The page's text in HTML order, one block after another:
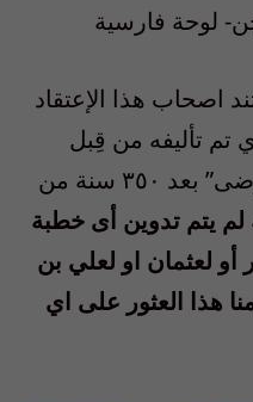
لوحة فارسية
اصحاب هذا الإعتقاد
تم تأليفه من قِبل
العالم اللغوي “الشريف الرضى” بعد ٣٥٠ سنة من
لم يتم تدوين أى خطبة
أو لعثمان او لعلي بن
هذا العثور على اي